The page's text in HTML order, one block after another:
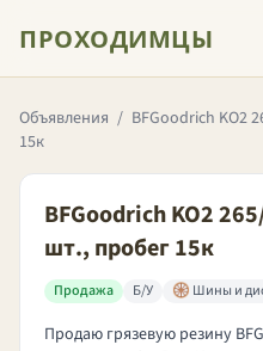
ПРОХОДИМЦЫ
Объявления / BFGoodrich KO2
15к
BFGoodrich KO2
шт., пробег 15к
Продажа Б/У 🛞 Шины и
Продаю грязевую резину